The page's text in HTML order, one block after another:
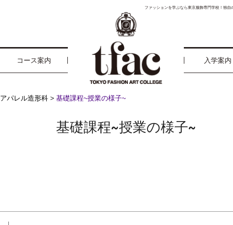
ファッションを学ぶなら東京服飾専門学校！独
コース案内 入学案内
アパレル造形科 >基礎課程~授業の様子~
基礎課程~授業の様子~